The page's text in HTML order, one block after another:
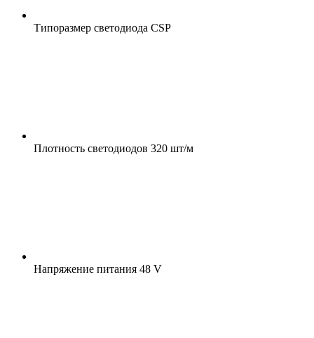
Типоразмер светодиода CSP
Плотность светодиодов 320 шт/м
Напряжение питания 48 V